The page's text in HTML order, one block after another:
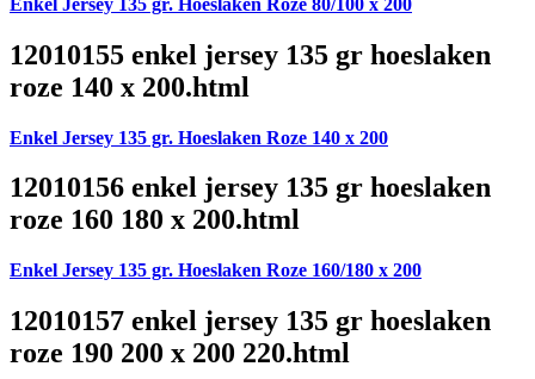
12010155 enkel jersey 135 gr hoeslaken
roze 140 x 200.html
Enkel Jersey 135 gr. Hoeslaken Roze 140 x 200
12010156 enkel jersey 135 gr hoeslaken
roze 160 180 x 200.html
Enkel Jersey 135 gr. Hoeslaken Roze 160/180 x 200
12010157 enkel jersey 135 gr hoeslaken
roze 190 200 x 200 220.html